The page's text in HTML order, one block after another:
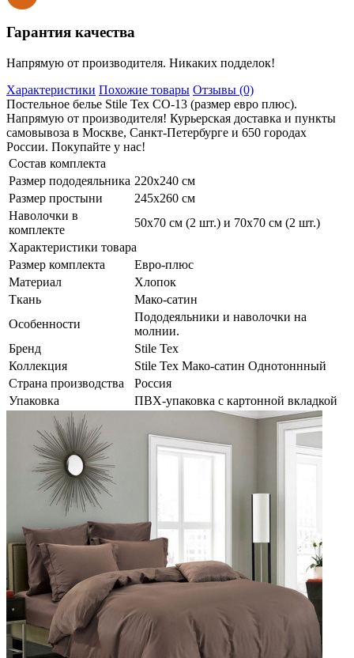
Гарантия качества
Напрямую от производителя. Никаких подделок!
Характеристики Похожие товары Отзывы (0)
Постельное белье Stile Tex CO-13 (размер евро плюс).
Напрямую от производителя! Курьерская доставка и пункты
самовывоза в Москве, Санкт-Петербурге и 650 городах
России. Покупайте у нас!
Состав комплекта
Размер пододеяльника 220х240 см
Размер простыни
245х260 см
Наволочки в
комплекте
50х70 см (2 шт.) и 70х70 см (2 шт.)
Характеристики товара
Размер комплекта
Евро-плюс
Материал
Хлопок
Ткань
Мако-сатин
Особенности
Пододеяльники и наволочки на
молнии.
Бренд
Stile Tex
Коллекция
Stile Tex Мако-сатин Однотоннный
Страна производства
Россия
Упаковка
ПВХ-упаковка с картонной вкладкой